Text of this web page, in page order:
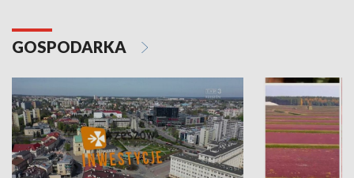
GOSPODARKA